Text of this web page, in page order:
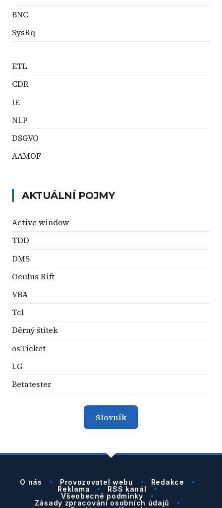
BNC
SysRq
ETL
CDR
IE
NLP
DSGVO
AAMOF
AKTUÁLNÍ POJMY
Active window
TDD
DMS
Oculus Rift
VBA
Tcl
Děrný štítek
osTicket
LG
Betatester
Slovník
O nás Provozovatel webu
Redakce
Reklama
RSS kanál
Všeobecné podmínky
Zásady zpracování osobních údajů